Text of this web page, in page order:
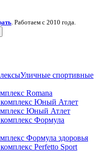
. Работаем с 2010 года.
Уличные спортивные
Romana
Юный Атлет
Формула здоровья